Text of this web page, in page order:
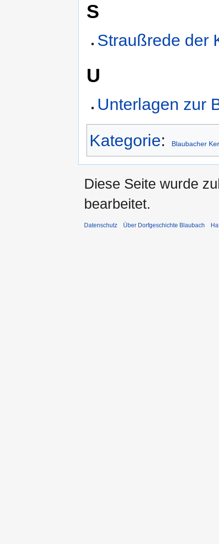
S
Straußrede der
U
Unterlagen zur
Kategorie: Blaubacher
Diese Seite wurde
bearbeitet.
Datenschutz Über Dorfgeschichte Blaubach